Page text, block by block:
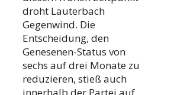
droht Lauterbach
Gegenwind. Die
Entscheidung, den
Genesenen-Status von
sechs auf drei Monate zu
reduzieren, stieß auch